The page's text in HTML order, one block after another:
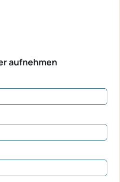
aufnehmen